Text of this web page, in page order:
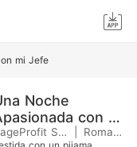
mi Jefe
Noche
con mi
PageProfit Studio Romance